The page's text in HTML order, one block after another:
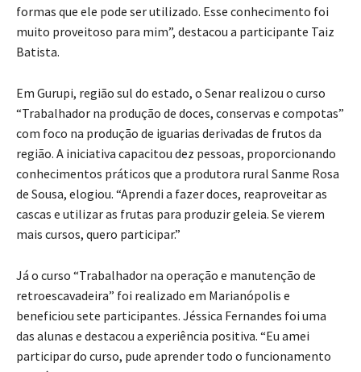
formas que ele pode ser utilizado. Esse conhecimento foi
muito proveitoso para mim”, destacou a participante Taiz
Batista.
Em Gurupi, região sul do estado, o Senar realizou o curso
“Trabalhador na produção de doces, conservas e compotas”
com foco na produção de iguarias derivadas de frutos da
região. A iniciativa capacitou dez pessoas, proporcionando
conhecimentos práticos que a produtora rural Sanme Rosa
de Sousa, elogiou. “Aprendi a fazer doces, reaproveitar as
cascas e utilizar as frutas para produzir geleia. Se vierem
mais cursos, quero participar.”
Já o curso “Trabalhador na operação e manutenção de
retroescavadeira” foi realizado em Marianópolis e
beneficiou sete participantes. Jéssica Fernandes foi uma
das alunas e destacou a experiência positiva. “Eu amei
participar do curso, pude aprender todo o funcionamento